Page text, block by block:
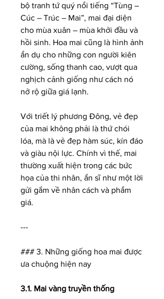
bộ tranh tứ quý nổi tiếng “Tùng –
Cúc – Trúc – Mai”, mai đại diện
cho mùa xuân – mùa khởi đầu và
hồi sinh. Hoa mai cũng là hình ảnh
ẩn dụ cho những con người kiên
cường, sống thanh cao, vượt qua
nghịch cảnh giống như cách nó
nở rộ giữa giá lạnh.
Với triết lý phương Đông, vẻ đẹp
của mai không phải là thứ chói
lóa, mà là vẻ đẹp hàm súc, kín đáo
và giàu nội lực. Chính vì thế, mai
thường xuất hiện trong các bức
họa của thi nhân, ẩn sĩ như một lời
gửi gắm về nhân cách và phẩm
giá.
---
### 3. Những giống hoa mai được
ưa chuộng hiện nay
3.1. Mai vàng truyền thống